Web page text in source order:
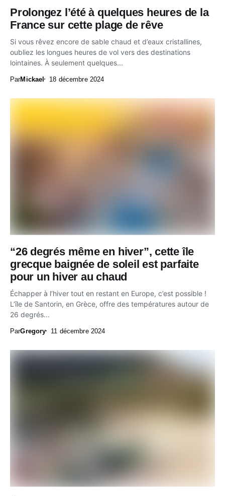
Prolongez l’été à quelques heures de la
France sur cette plage de rêve
Si vous rêvez encore de sable chaud et d’eaux cristallines,
oubliez les longues heures de vol vers des destinations
lointaines. À seulement quelques...
ParMickael 18 décembre 2024
“26 degrés même en hiver”, cette île
grecque baignée de soleil est parfaite
pour un hiver au chaud
Échapper à l’hiver tout en restant en Europe, c’est possible !
L’île de Santorin, en Grèce, offre des températures autour de
26 degrés...
ParGregory 11 décembre 2024